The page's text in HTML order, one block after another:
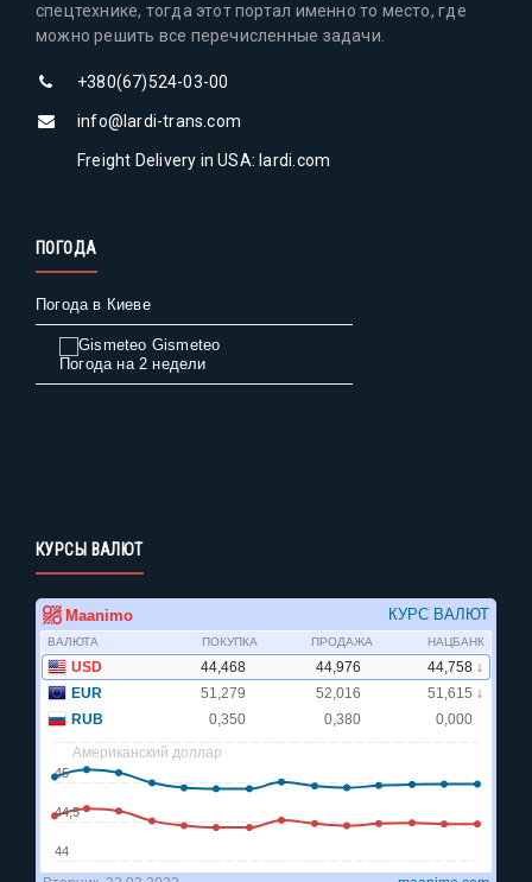
спецтехнике, тогда этот портал именно то место, где
можно решить все перечисленные задачи.
+380(67)524-03-00
info@lardi-trans.com
Freight Delivery in USA: lardi.com
ПОГОДА
Погода в Киеве
Gismeteo
Погода на 2 недели
КУРСЫ ВАЛЮТ